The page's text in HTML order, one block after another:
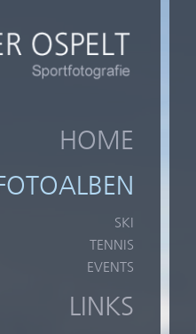
HOME
SKI
TENNIS
EVENTS
LINKS